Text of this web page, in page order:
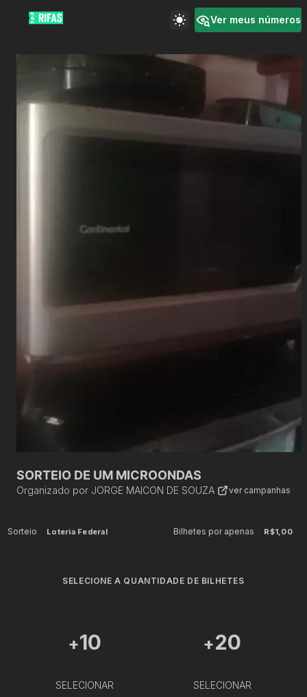
Ver meus números
SORTEIO DE UM MICROONDAS
Organizado por JORGE MAICON DE SOUZA ver campanhas
Sorteio Loteria Federal Bilhetes por apenas R$1,00
SELECIONE A QUANTIDADE DE BILHETES
+10
SELECIONAR
+20
SELECIONAR